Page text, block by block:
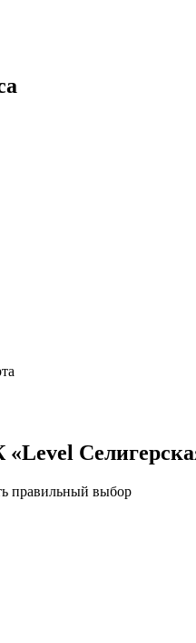
правильный выбор